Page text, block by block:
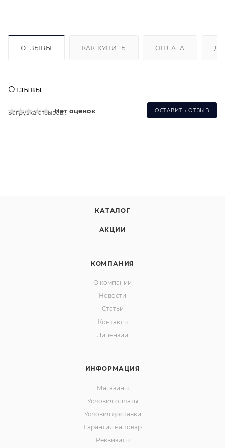
ОТЗЫВЫ КАК КУПИТЬ ОПЛАТА
Отзывы
Нет оценок ОСТАВИТЬ ОТЗЫВ
Загрузка отзывов...
КАТАЛОГ
АКЦИИ
КОМПАНИЯ
О компании
Новости
Статьи
Контакты
Лицензии
ИНФОРМАЦИЯ
Магазины
Условия оплаты
Условия доставки
Гарантия на товар
Реквизиты